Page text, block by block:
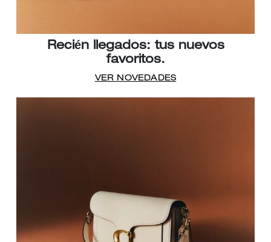
Recién llegados: tus nuevos
favoritos.
VER NOVEDADES